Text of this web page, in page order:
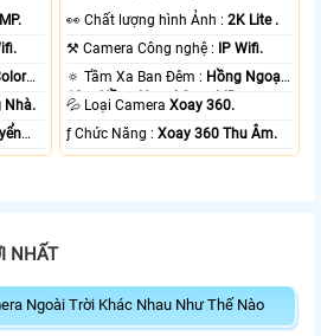
Nhà.
️👀 Chất lượng hình Ảnh :2K Lite .
⚒ Camera Công nghệ : IP Wifi.
🔅 Tầm Xa Ban Đêm : Hồng Ngoại
10m Hồng Ngoại Smart IR.
💦 Loại CameraXoay 360.
️ƒ Chức Năng :Xoay 360 Thu Âm.
NHẤT
Ngoài Trời Khác Nhau Như Thế Nào